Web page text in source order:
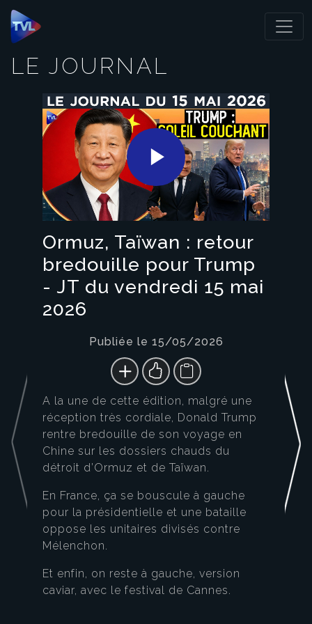
Panneau de gestion des cookies
LE JOURNAL
Play
Video
Ormuz, Taïwan : retour
bredouille pour Trump
- JT du vendredi 15 mai
2026
Publiée le 15/05/2026
A la une de cette édition, malgré une
réception très cordiale, Donald Trump
rentre bredouille de son voyage en
Chine sur les dossiers chauds du
détroit d’Ormuz et de Taïwan.
En France, ça se bouscule à gauche
pour la présidentielle et une bataille
oppose les unitaires divisés contre
Mélenchon.
Et enfin, on reste à gauche, version
caviar, avec le festival de Cannes.